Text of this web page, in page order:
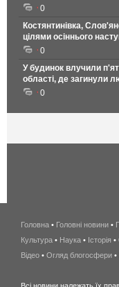
0
Костянтинівка,
цілями осіннього
0
У будинок влучили
області, де загинули
0
Головна • Головні новини •
Культура • Наука • Історія •
Відео • Огляд блогосфери •